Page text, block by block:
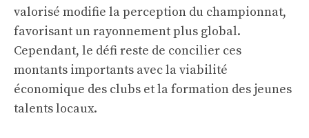
valorisé modifie la perception du championnat,
favorisant un rayonnement plus global.
Cependant, le défi reste de concilier ces
montants importants avec la viabilité
économique des clubs et la formation des jeunes
talents locaux.